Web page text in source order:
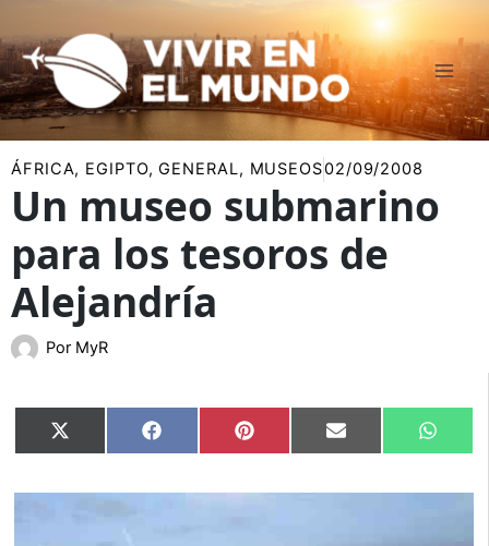
al
contenido
ÁFRICA, EGIPTO,GENERAL, MUSEOS02/09/2008
Un museo submarino
para los tesoros de
Alejandría
Por MyR
Compartir
en
X
(Twitter)
Compartir
en
Facebook Compartir
en
Pinterest Compartir
en
Email
en